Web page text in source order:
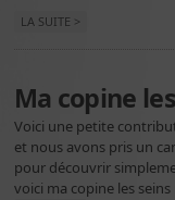
LA SUITE >
Ma copine
Voici une petite
et nous avons pris un
pour découvrir
voici ma copine les